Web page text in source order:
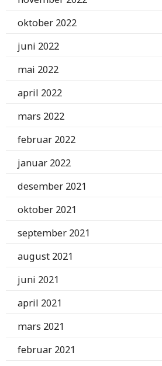
oktober 2022
juni 2022
mai 2022
april 2022
mars 2022
februar 2022
januar 2022
desember 2021
oktober 2021
september 2021
august 2021
juni 2021
april 2021
mars 2021
februar 2021